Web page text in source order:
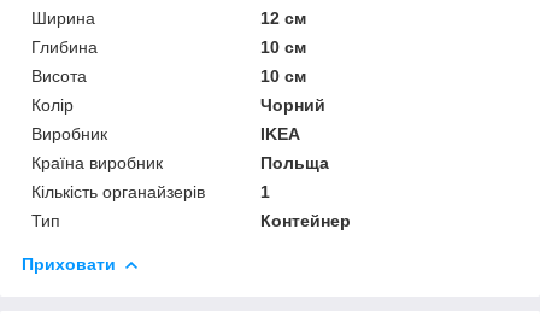
Ширина
12 см
Глибина
10 см
Висота
10 см
Колір
Чорний
Виробник
IKEA
Країна виробник
Польща
Кількість органайзерів
1
Тип
Контейнер
Приховати